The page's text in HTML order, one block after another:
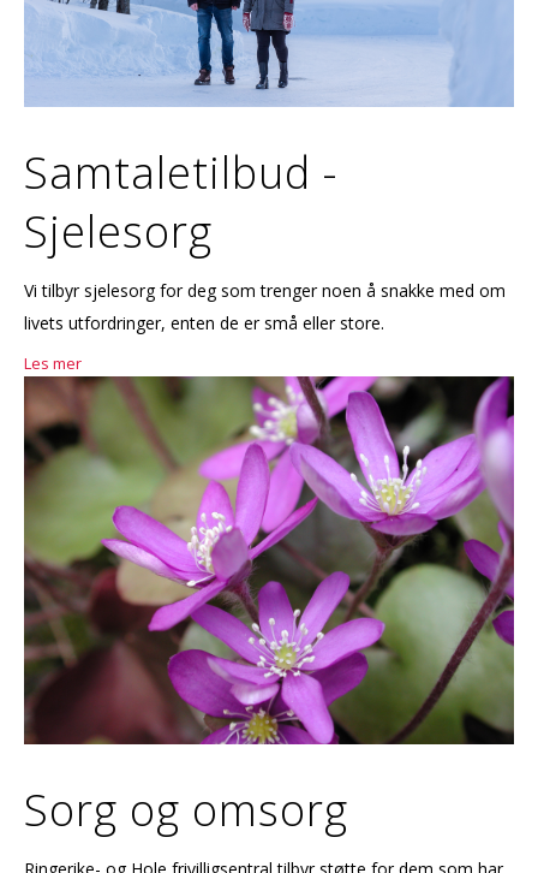
Samtaletilbud -
Sjelesorg
Vi tilbyr sjelesorg for deg som trenger noen å snakke med om
livets utfordringer, enten de er små eller store.
Les mer
Sorg og omsorg